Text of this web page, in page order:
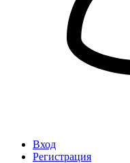
Вход
Регистрация